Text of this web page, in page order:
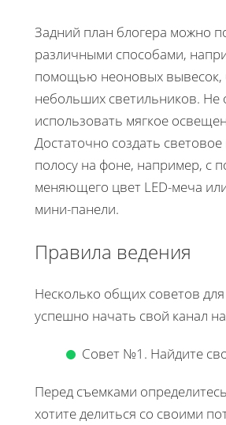
Задний план блогера можно
различными способами,
помощью неоновых вывесок,
небольших светильников. Не
использовать мягкое
Достаточно создать
полосу на фоне, например, с
меняющего цвет LED-меча
мини-панели.
Правила ведения
Несколько общих советов для
успешно начать свой канал
Совет №1. Найдите
Перед съемками
хотите делиться со своими